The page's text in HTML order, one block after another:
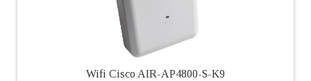
Wifi Cisco AIR-AP4800-S-K9